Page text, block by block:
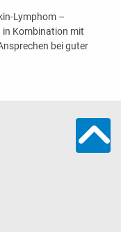
Lymphom –
in Kombination mit
bei guter